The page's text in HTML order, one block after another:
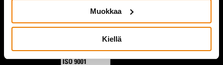
Muokkaa
Kiellä